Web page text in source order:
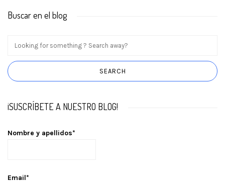
Buscar en el blog
¡SUSCRÍBETE A NUESTRO BLOG!
Nombre y apellidos*
Email*